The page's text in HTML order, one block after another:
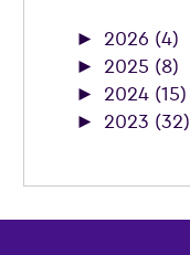
► 2026 (4)
► 2025 (8)
► 2024 (15)
► 2023 (32)